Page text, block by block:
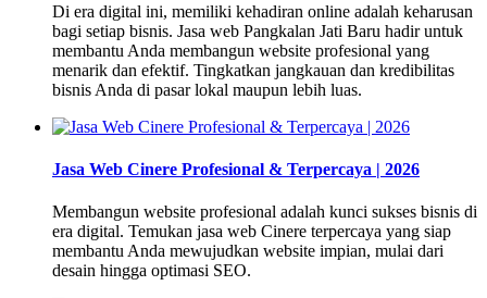
Di era digital ini, memiliki kehadiran online adalah keharusan
bagi setiap bisnis. Jasa web Pangkalan Jati Baru hadir untuk
membantu Anda membangun website profesional yang
menarik dan efektif. Tingkatkan jangkauan dan kredibilitas
bisnis Anda di pasar lokal maupun lebih luas.
Jasa Web Cinere Profesional & Terpercaya | 2026
Membangun website profesional adalah kunci sukses bisnis di
era digital. Temukan jasa web Cinere terpercaya yang siap
membantu Anda mewujudkan website impian, mulai dari
desain hingga optimasi SEO.